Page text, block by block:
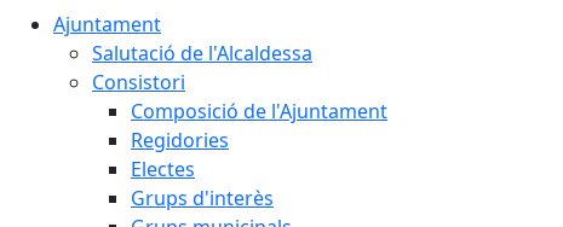
Ajuntament
Salutació de l'Alcaldessa
Consistori
Composició de l'Ajuntament
Regidories
Electes
Grups d'interès